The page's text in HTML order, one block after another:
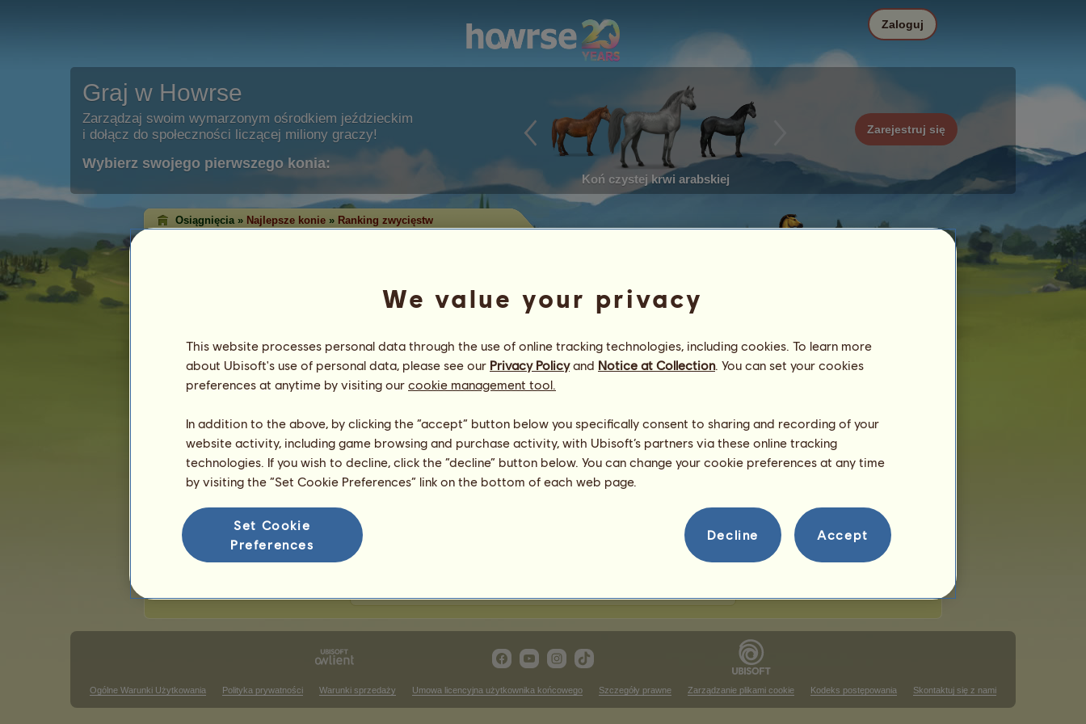
Graj w Howrse
Zarządzaj swoim wymarzonym ośrodkiem jeździeckim
i dołącz do społeczności liczącej miliony graczy!
Wybierz swojego pierwszego konia:
Koń czystej krwi arabskiej
Zarejestruj się
Zaloguj
Osiągnięcia » Najlepsze konie » Ranking zwycięstw
Ranking zwycięstw pokazuje konie, który zdobyły najwięcej tytułów w
Ten ranking jest aktualizowany każdej nocy. Tylko konie z największą liczbą
osiągnięć są zapamiętywane.
Ostatnia aktualizacja: 9 sierpnia 2026.
Zawody jeździectwa klasycznego Zawody jeździectwa western
Zwycięstwa w wyścigu galopem Zwycięstwa w wyścigu kłusem
Zwycięstwa w konkursie skoków
Brak wyników do wyświetlenia w tym rankingu
Zwycięstwa w biegu przełajowym
Brak wyników do wyświetlenia w tym rankingu
Zwycięstwa w ujeżdżeniu
Ogólne Warunki Użytkowania Polityka prywatności Warunki sprzedaży Umowa licencyjna użytkownika końcowego Szczegóły prawne Zarządzanie plikami cookie Kodeks postępowania Skontaktuj się z nami
We value your privacy
This website processes personal data through the use of online tracking technologies, including cookies. To learn more
about Ubisoft's use of personal data, please see our Privacy Policyand Notice at Collection. You can set your cookies
preferences at anytime by visiting our cookie management tool.
In addition to the above, by clicking the “accept” button below you specifically consent to sharing and recording of your
website activity, including game browsing and purchase activity, with Ubisoft’s partners via these online tracking
technologies. If you wish to decline, click the “decline” button below. You can change your cookie preferences at any time
by visiting the “Set Cookie Preferences” link on the bottom of each web page.
Set Cookie
Preferences
Decline Accept